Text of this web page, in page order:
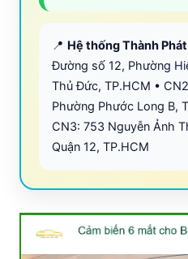
📍 Hệ thống Thành
Đường số 12, Phường
Thủ Đức, TP.HCM •
Phường Phước Long B,
CN3: 753 Nguyễn Ảnh
Quận 12, TP.HCM